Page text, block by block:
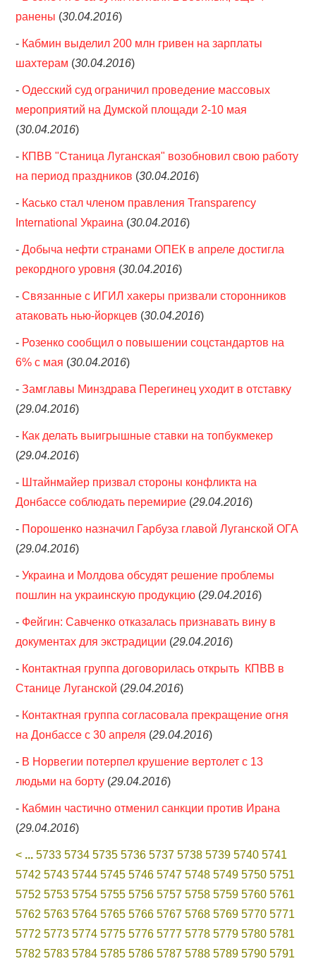
ранены (30.04.2016)
- Кабмин выделил 200 млн гривен на зарплаты
шахтерам (30.04.2016)
-Одесский суд ограничил проведение массовых
мероприятий на Думской площади 2-10 мая
(30.04.2016)
- КПВВ "Станица Луганская" возобновил свою работу
на период праздников (30.04.2016)
- Касько стал членом правления Transparency
International Украина (30.04.2016)
-Добыча нефти странами ОПЕК в апреле достигла
рекордного уровня (30.04.2016)
-Связанные с ИГИЛ хакеры призвали сторонников
атаковать нью-йоркцев (30.04.2016)
- Розенко сообщил о повышении соцстандартов на
6% с мая (30.04.2016)
-Замглавы Минздрава Перегинец уходит в отставку
(29.04.2016)
- Как делать выигрышные ставки на топбукмекер
(29.04.2016)
- Штайнмайер призвал стороны конфликта на
Донбассе соблюдать перемирие (29.04.2016)
- Порошенко назначил Гарбуза главой Луганской ОГА
(29.04.2016)
-Украина и Молдова обсудят решение проблемы
пошлин на украинскую продукцию (29.04.2016)
- Фейгин: Савченко отказалась признавать вину в
документах для экстрадиции (29.04.2016)
- Контактная группа договорилась открыть КПВВ в
Станице Луганской (29.04.2016)
- Контактная группа согласовала прекращение огня
на Донбассе с 30 апреля (29.04.2016)
- В Норвегии потерпел крушение вертолет с 13
людьми на борту (29.04.2016)
- Кабмин частично отменил санкции против Ирана
(29.04.2016)
< ... 5733 5734 5735 5736 5737 5738 5739 5740 5741
5742 5743 5744 5745 5746 5747 5748 5749 5750 5751
5752 5753 5754 5755 5756 5757 5758 5759 5760 5761
5762 5763 5764 5765 5766 5767 5768 5769 5770 5771
5772 5773 5774 5775 5776 5777 5778 5779 5780 5781
5782 5783 5784 5785 5786 5787 5788 5789 5790 5791